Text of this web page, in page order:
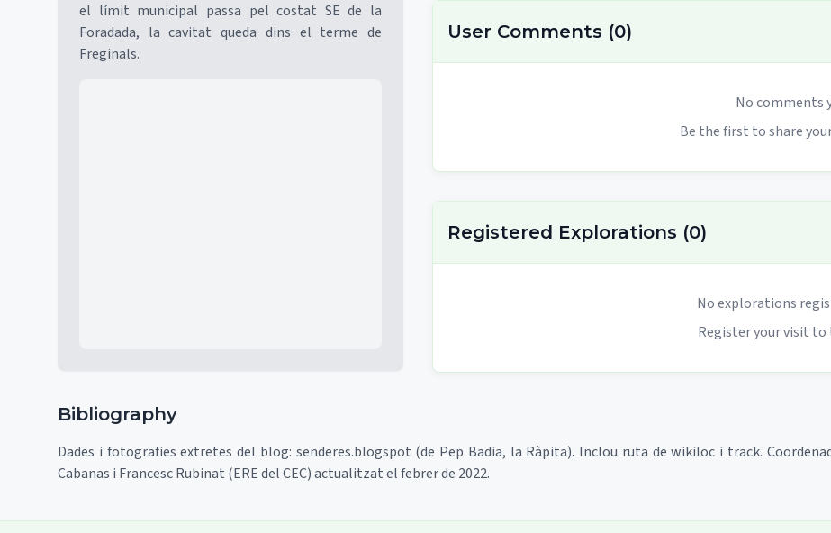
el límit municipal passa pel costat SE de la
Foradada, la cavitat queda dins el terme de
Freginals.
User Comments (0)
No comments
Be the first to share
Registered Explorations (0)
No explorations
Register your visit to
Bibliography
Dades i fotografies extretes del blog: senderes.blogspot (de Pep Badia, la Ràpita). Inclou ruta de wikiloc i track.
Cabanas i Francesc Rubinat (ERE del CEC) actualitzat el febrer de 2022.